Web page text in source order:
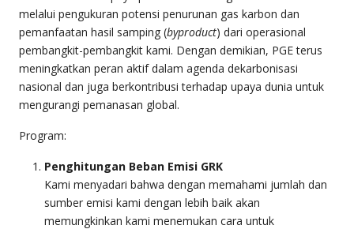
melalui pengukuran potensi penurunan gas karbon dan
pemanfaatan hasil samping (byproduct) dari operasional
pembangkit-pembangkit kami. Dengan demikian, PGE terus
meningkatkan peran aktif dalam agenda dekarbonisasi
nasional dan juga berkontribusi terhadap upaya dunia untuk
mengurangi pemanasan global.
Program:
Penghitungan Beban Emisi GRK
Kami menyadari bahwa dengan memahami jumlah dan
sumber emisi kami dengan lebih baik akan
memungkinkan kami menemukan cara untuk